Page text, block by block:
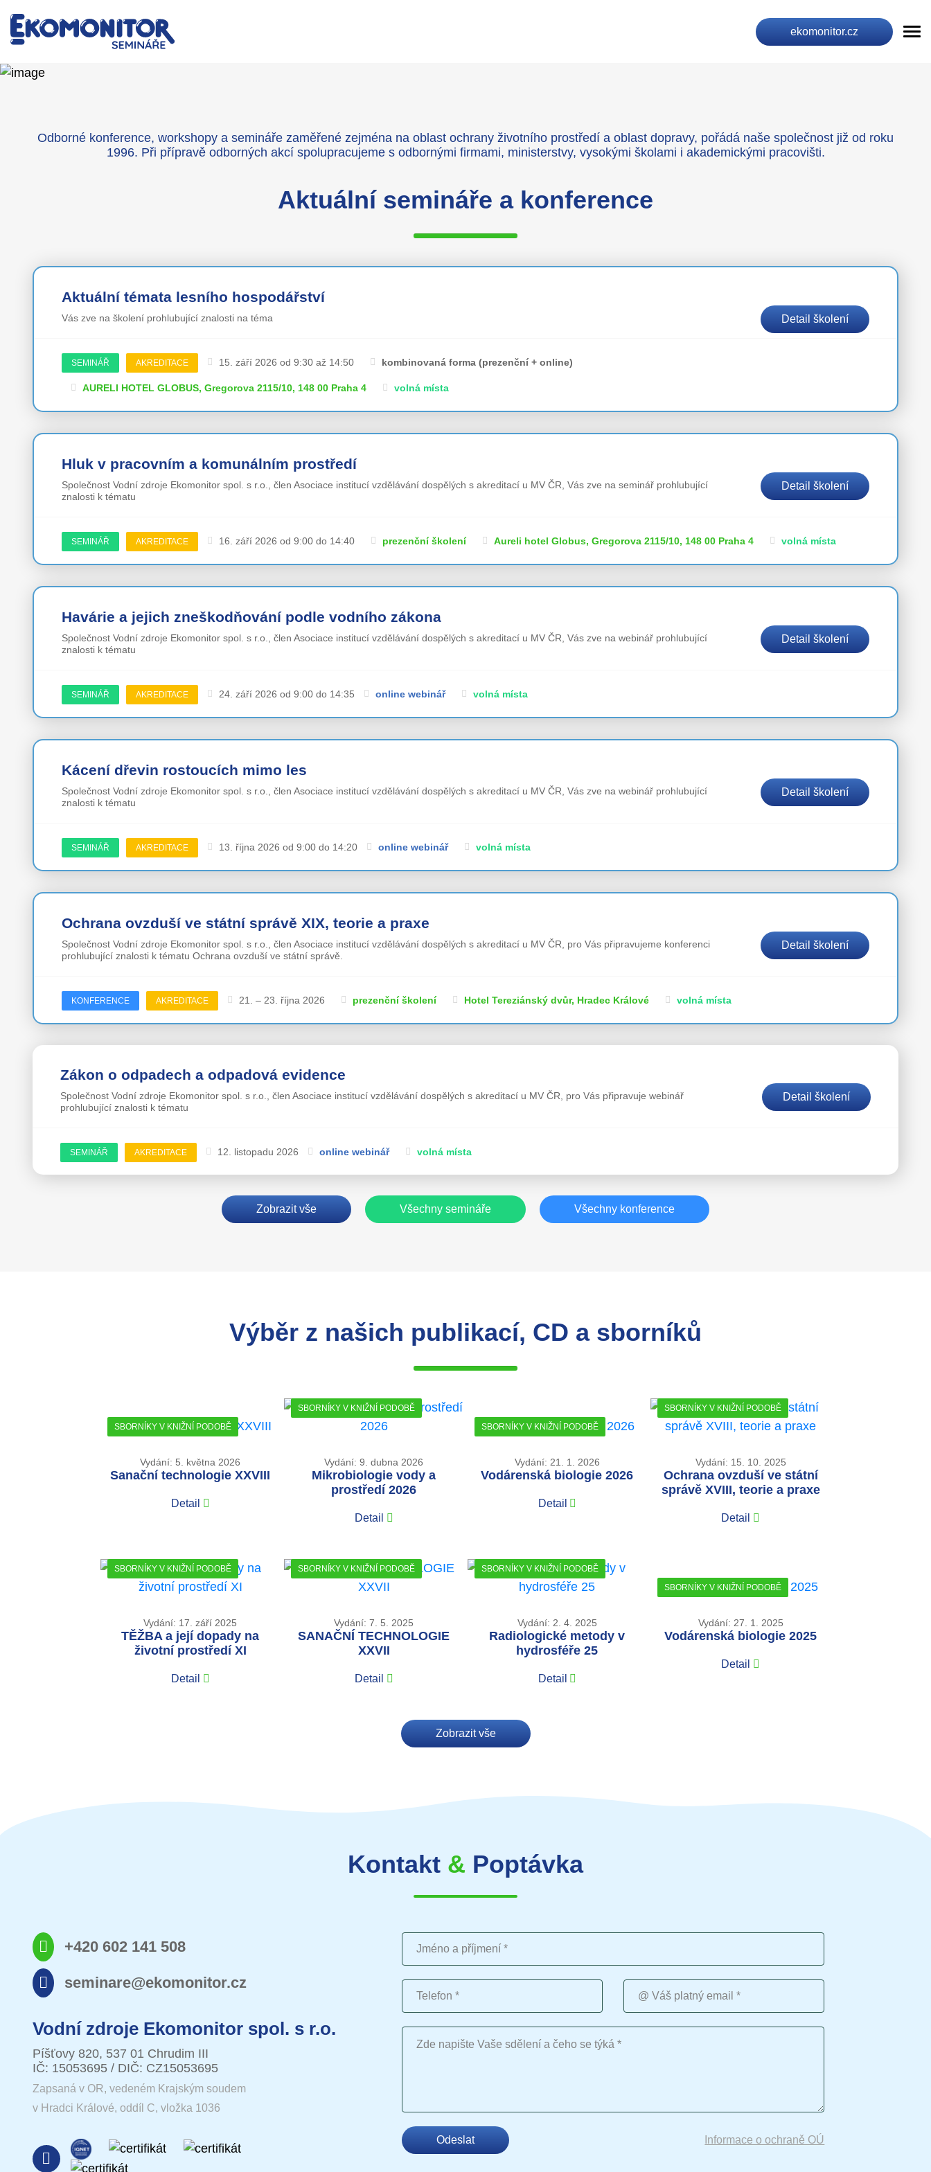
ekomonitor.cz
Odborné konference, workshopy a semináře zaměřené zejména na oblast ochrany životního prostředí a oblast dopravy, pořádá naše společnost již od roku
1996. Při přípravě odborných akcí spolupracujeme s odbornými firmami, ministerstvy, vysokými školami i akademickými pracovišti.
Aktuální semináře a konference
Aktuální témata lesního hospodářství
Vás zve na školení prohlubující znalosti na téma Detail školení
SEMINÁŘ AKREDITACE 15. září 2026 od 9:30 až 14:50 kombinovaná forma (prezenční + online)
AURELI HOTEL GLOBUS, Gregorova 2115/10, 148 00 Praha 4 volná místa
Hluk v pracovním a komunálním prostředí
Společnost Vodní zdroje Ekomonitor spol. s r.o., člen Asociace institucí vzdělávání dospělých s akreditací u MV ČR, Vás zve na seminář prohlubující
znalosti k tématu
Detail školení
SEMINÁŘ AKREDITACE 16. září 2026 od 9:00 do 14:40 prezenční školení Aureli hotel Globus, Gregorova 2115/10, 148 00 Praha 4 volná místa
Havárie a jejich zneškodňování podle vodního zákona
Společnost Vodní zdroje Ekomonitor spol. s r.o., člen Asociace institucí vzdělávání dospělých s akreditací u MV ČR, Vás zve na webinář prohlubující
znalosti k tématu
Detail školení
SEMINÁŘ AKREDITACE 24. září 2026 od 9:00 do 14:35 online webinář volná místa
Kácení dřevin rostoucích mimo les
Společnost Vodní zdroje Ekomonitor spol. s r.o., člen Asociace institucí vzdělávání dospělých s akreditací u MV ČR, Vás zve na webinář prohlubující
znalosti k tématu
Detail školení
SEMINÁŘ AKREDITACE 13. října 2026 od 9:00 do 14:20 online webinář volná místa
Ochrana ovzduší ve státní správě XIX, teorie a praxe
Společnost Vodní zdroje Ekomonitor spol. s r.o., člen Asociace institucí vzdělávání dospělých s akreditací u MV ČR, pro Vás připravujeme konferenci
prohlubující znalosti k tématu Ochrana ovzduší ve státní správě.
Detail školení
KONFERENCE AKREDITACE 21. – 23. října 2026 prezenční školení Hotel Tereziánský dvůr, Hradec Králové volná místa
Zákon o odpadech a odpadová evidence
Společnost Vodní zdroje Ekomonitor spol. s r.o., člen Asociace institucí vzdělávání dospělých s akreditací u MV ČR, pro Vás připravuje webinář
prohlubující znalosti k tématu
Detail školení
SEMINÁŘ AKREDITACE 12. listopadu 2026 online webinář volná místa
Zobrazit vše Všechny semináře Všechny konference
Výběr z našich publikací, CD a sborníků
SBORNÍKY V KNIŽNÍ PODOBĚ
Vydání: 5. května 2026
Sanační technologie XXVIII
Detail
SBORNÍKY V KNIŽNÍ PODOBĚ
Vydání: 9. dubna 2026
Mikrobiologie vody a
prostředí 2026
Detail
SBORNÍKY V KNIŽNÍ PODOBĚ
Vydání: 21. 1. 2026
Vodárenská biologie 2026
Detail
SBORNÍKY V KNIŽNÍ PODOBĚ
Vydání: 15. 10. 2025
Ochrana ovzduší ve státní
správě XVIII, teorie a praxe
Detail
SBORNÍKY V KNIŽNÍ PODOBĚ
Vydání: 17. září 2025
TĚŽBA a její dopady na
životní prostředí XI
Detail
SBORNÍKY V KNIŽNÍ PODOBĚ
Vydání: 7. 5. 2025
SANAČNÍ TECHNOLOGIE
XXVII
Detail
SBORNÍKY V KNIŽNÍ PODOBĚ
Vydání: 2. 4. 2025
Radiologické metody v
hydrosféře 25
Detail
SBORNÍKY V KNIŽNÍ PODOBĚ
Vydání: 27. 1. 2025
Vodárenská biologie 2025
Detail
Zobrazit vše
Kontakt & Poptávka
+420 602 141 508
seminare@ekomonitor.cz
Vodní zdroje Ekomonitor spol. s r.o.
Píšťovy 820, 537 01 Chrudim III
IČ: 15053695 / DIČ: CZ15053695
Zapsaná v OR, vedeném Krajským soudem
v Hradci Králové, oddíl C, vložka 1036
Jméno a příjmení
Telefon Váš platný email
Vaše sdělení
Odeslat Informace o ochraně OÚ